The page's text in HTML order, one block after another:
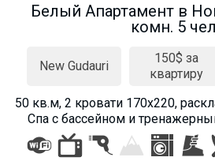
Белый Апартамент в
комн. 5
New Gudauri
150$ за
квартиру
50 кв.м, 2 кровати 170х220,
Спа с бассейном и